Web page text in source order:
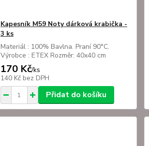
Kapesník M59 Noty dárková krabička -
3 ks
Materiál : 100% Bavlna. Praní 90°C.
Výrobce : ETEX Rozměr: 40x40 cm
170 Kč/ks
140 Kč bez DPH
Přidat do košíku